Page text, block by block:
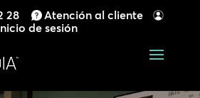
28
Atención al cliente
de sesión